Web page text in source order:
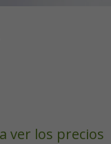
ver los precios